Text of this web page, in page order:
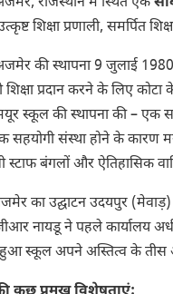
शिक्षा प्रणाली, समर्पित
की स्थापना 9 जुलाई
शिक्षा प्रदान करने के लिए
स्कूल की स्थापना की – एक
संस्था होने के कारण
स्टाफ बंगलों और ऐतिहासिक
का उद्घाटन उदयपुर (मेवाड़)
नायडू ने पहले कार्यालय
स्कूल अपने अस्तित्व के तीस